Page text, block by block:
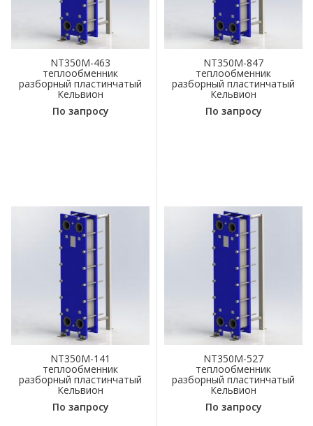
NT350M-463
теплообменник
разборный пластинчатый
Кельвион
По запросу
NT350M-847
теплообменник
разборный пластинчатый
Кельвион
По запросу
NT350M-141
теплообменник
разборный пластинчатый
Кельвион
По запросу
NT350M-527
теплообменник
разборный пластинчатый
Кельвион
По запросу